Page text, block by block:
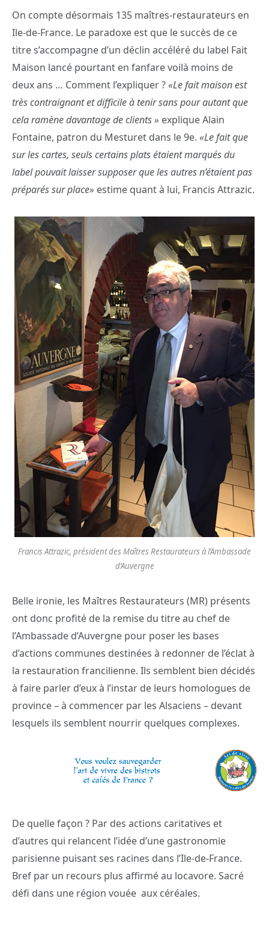
On compte désormais 135 maîtres-restaurateurs en
Ile-de-France. Le paradoxe est que le succès de ce
titre s’accompagne d’un déclin accéléré du label Fait
Maison lancé pourtant en fanfare voilà moins de
deux ans … Comment l’expliquer ?«Le fait maison est
très contraignant et difficile à tenir sans pour autant que
cela ramène davantage de clients » explique Alain
Fontaine, patron du Mesturet dans le 9e. «Le fait que
sur les cartes, seuls certains plats étaient marqués du
label pouvait laisser supposer que les autres n’étaient pas
préparés sur place» estime quant à lui, Francis Attrazic.
Francis Attrazic, président des Maîtres Restaurateurs à l’Ambassade
d’Auvergne
Belle ironie, les Maîtres Restaurateurs (MR) présents
ont donc profité de la remise du titre au chef de
l’Ambassade d’Auvergne pour poser les bases
d’actions communes destinées à redonner de l’éclat à
la restauration francilienne. Ils semblent bien décidés
à faire parler d’eux à l’instar de leurs homologues de
province – à commencer par les Alsaciens – devant
lesquels ils semblent nourrir quelques complexes.
De quelle façon ? Par des actions caritatives et
d’autres qui relancent l’idée d’une gastronomie
parisienne puisant ses racines dans l’Ile-de-France.
Bref par un recours plus affirmé au locavore. Sacré
défi dans une région vouée aux céréales.